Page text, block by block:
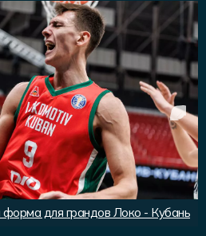
форма для грандов Локо - Кубань